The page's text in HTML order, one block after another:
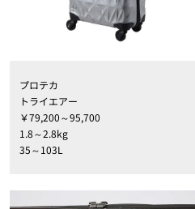
プロテカ
トライエアー
￥79,200～95,700
1.8～2.8kg
35～103L